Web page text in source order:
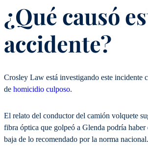
¿Qué causó
accidente?
Crosley Law está investigando este incidente
de homicidio culposo.
El relato del conductor del camión volquete
fibra óptica que golpeó a Glenda podría haber
baja de lo recomendado por la norma nacional.